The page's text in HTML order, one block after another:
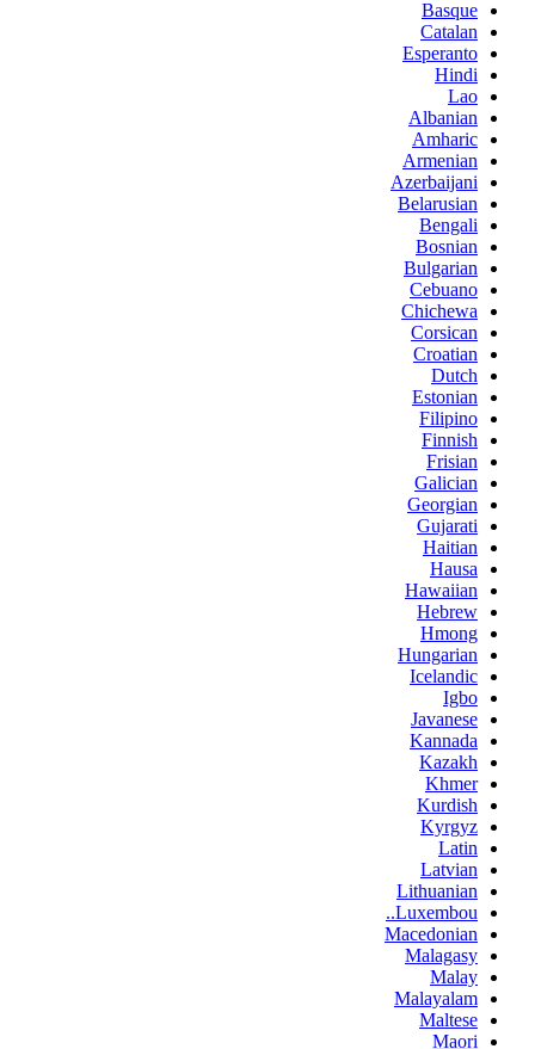
Basque
Catalan
Esperanto
Hindi
Lao
Albanian
Amharic
Armenian
Azerbaijani
Belarusian
Bengali
Bosnian
Bulgarian
Cebuano
Chichewa
Corsican
Croatian
Dutch
Estonian
Filipino
Finnish
Frisian
Galician
Georgian
Gujarati
Haitian
Hausa
Hawaiian
Hebrew
Hmong
Hungarian
Icelandic
Igbo
Javanese
Kannada
Kazakh
Khmer
Kurdish
Kyrgyz
Latin
Latvian
Lithuanian
Luxembou..
Macedonian
Malagasy
Malay
Malayalam
Maltese
Maori